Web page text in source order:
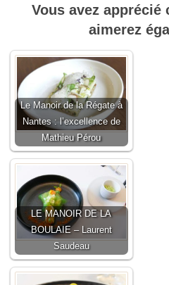
Vous avez apprécié
aimerez
Le Manoir de la Régate à
Nantes : l’excellence de
Mathieu Pérou
LE MANOIR DE LA
BOULAIE – Laurent
Saudeau